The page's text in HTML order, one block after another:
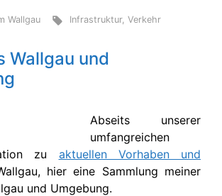
Wallgau Infrastruktur,Verkehr
Wallgau und
Abseits unserer
umfangreichen
zu aktuellen Vorhaben und
hier eine Sammlung meiner
und Umgebung.